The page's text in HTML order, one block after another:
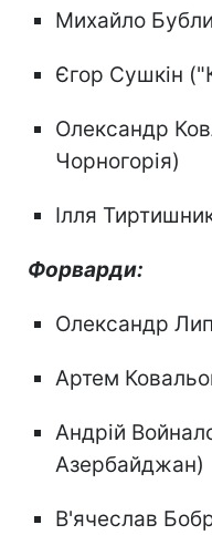
Михайло
Єгор Сушкін
Олександр
Чорногорія)
Ілля
Форварди:
Олександр
Артем
Андрій
Азербайджан)
В'ячеслав